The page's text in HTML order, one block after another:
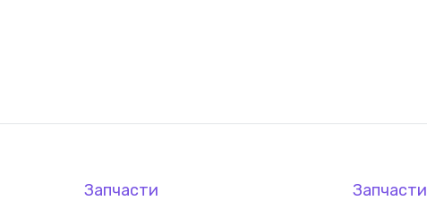
Запчасти
Запчасти